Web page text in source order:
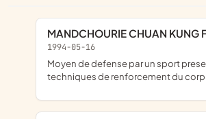
MANDCHOURIE CHUAN KUNG
1994-05-16
moyen de defense par un sport presentant des
techniques de renforcement du